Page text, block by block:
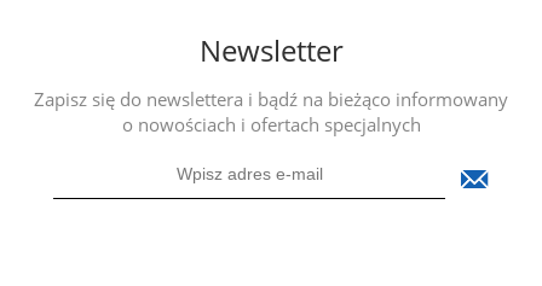
Newsletter
Zapisz się do newslettera i bądź na bieżąco informowany
o nowościach i ofertach specjalnych